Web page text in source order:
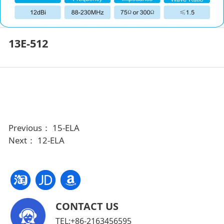
13E-512
Previous： 15-ELA
Next： 12-ELA
CONTACT US
TEL:+86-2163456595